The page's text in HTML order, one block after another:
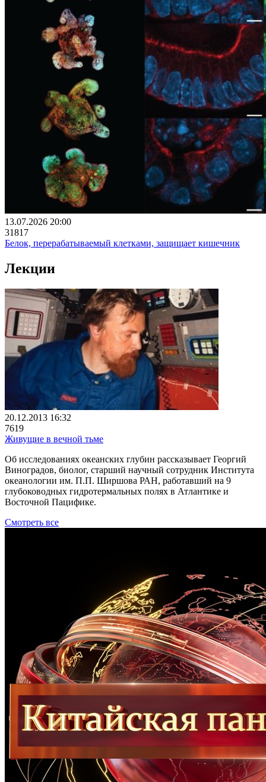
13.07.2026 20:00
31817
Белок, перерабатываемый клетками, защищает кишечник
Лекции
20.12.2013 16:32
7619
Живущие в вечной тьме
Об исследованиях океанских глубин рассказывает Георгий
Виноградов, биолог, старший научный сотрудник Института
океанологии им. П.П. Ширшова РАН, работавший на 9
глубоководных гидротермальных полях в Атлантике и
Восточной Пацифике.
Смотреть все